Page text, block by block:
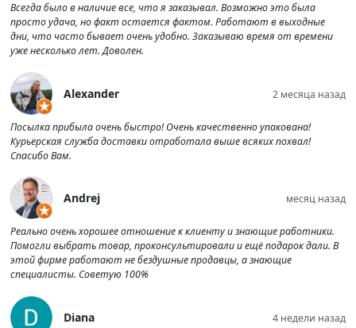
Всегда было в наличие все, что я заказывал. Возможно это была
просто удача, но факт остается фактом. Работают в выходные
дни, что часто бывает очень удобно. Заказываю время от времени
уже несколько лет. Доволен.
Alexander 2 месяца назад
Посылка прибыла очень быстро! Очень качественно упакована!
Курьерская служба доставки отработала выше всяких похвал!
Спасибо Вам.
Andrej месяц назад
Реально очень хорошее отношение к клиенту и знающие работники.
Помогли выбрать товар, проконсультировали и ещё подарок дали. В
этой фирме работают не бездушные продавцы, а знающие
специалисты. Советую 100%
Diana 4 недели назад